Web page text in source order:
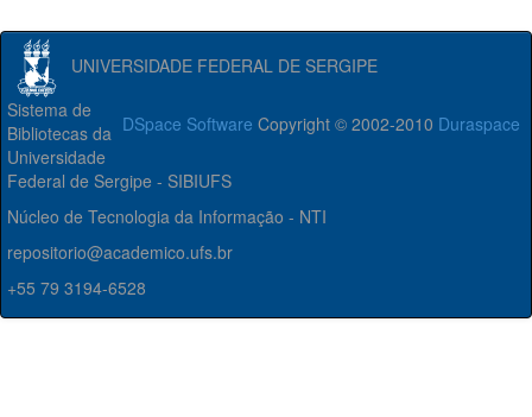
UNIVERSIDADE FEDERAL DE SERGIPE
DSpace Software Copyright © 2002-2010 Duraspace
Sistema de
Bibliotecas da
Universidade
Federal de Sergipe - SIBIUFS
Núcleo de Tecnologia da Informação - NTI
repositorio@academico.ufs.br
+55 79 3194-6528